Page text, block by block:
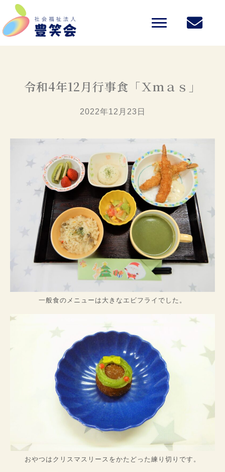
令和4年12月行事食「Ｘｍａｓ」
2022年12月23日
一般食のメニューは大きなエビフライでした。
おやつはクリスマスリースをかたどった練り切りです。